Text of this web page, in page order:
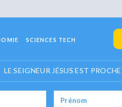
SCIENCES TECH
LE SEIGNEUR JÉSUS EST PROCHE